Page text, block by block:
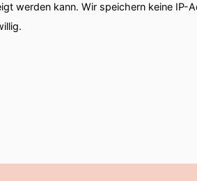
werden kann. Wir speichern keine IP-